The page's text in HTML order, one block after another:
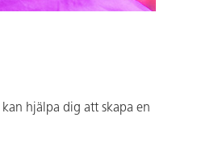
hjälpa dig att skapa en